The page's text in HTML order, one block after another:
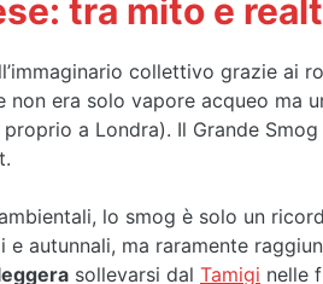
tra mito e
collettivo grazie ai
non era solo vapore acqueo ma
proprio a Londra). Il Grande
lo smog è solo un
autunnali, ma raramente
sollevarsi dal Tamigi nelle